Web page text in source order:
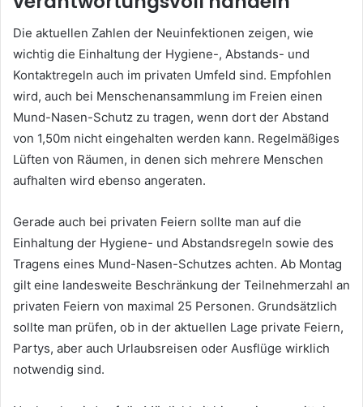
Die aktuellen Zahlen der Neuinfektionen zeigen, wie
wichtig die Einhaltung der Hygiene-, Abstands- und
Kontaktregeln auch im privaten Umfeld sind. Empfohlen
wird, auch bei Menschenansammlung im Freien einen
Mund-Nasen-Schutz zu tragen, wenn dort der Abstand
von 1,50m nicht eingehalten werden kann. Regelmäßiges
Lüften von Räumen, in denen sich mehrere Menschen
aufhalten wird ebenso angeraten.
Gerade auch bei privaten Feiern sollte man auf die
Einhaltung der Hygiene- und Abstandsregeln sowie des
Tragens eines Mund-Nasen-Schutzes achten. Ab Montag
gilt eine landesweite Beschränkung der Teilnehmerzahl an
privaten Feiern von maximal 25 Personen. Grundsätzlich
sollte man prüfen, ob in der aktuellen Lage private Feiern,
Partys, aber auch Urlaubsreisen oder Ausflüge wirklich
notwendig sind.